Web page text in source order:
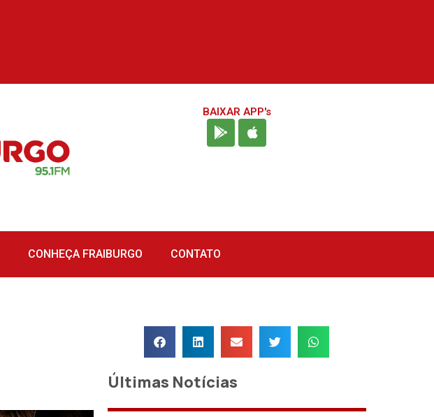
BAIXAR APP's
CONHEÇA FRAIBURGO CONTATO
Últimas Notícias